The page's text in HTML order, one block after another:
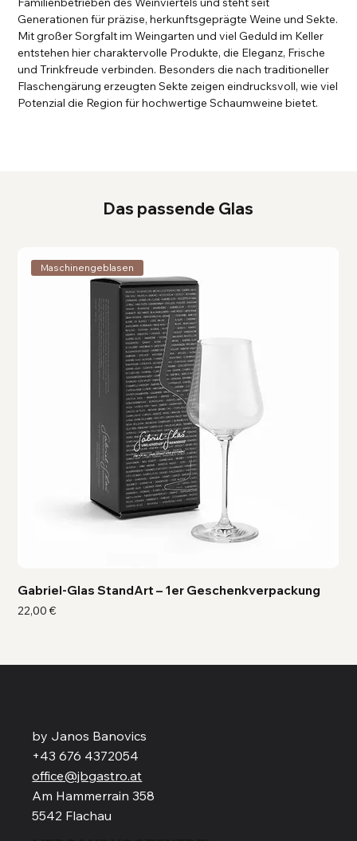
Das passende Glas
Maschinengeblasen
Gabriel-Glas StandArt – 1er Geschenkverpackung
Preis
22,00 €
Generationen für präzise, herkunftsgeprägte Weine und Sekte.
Mit großer Sorgfalt im Weingarten und viel Geduld im Keller
entstehen hier charaktervolle Produkte, die Eleganz, Frische
und Trinkfreude verbinden. Besonders die nach traditioneller
Flaschengärung erzeugten Sekte zeigen eindrucksvoll, wie viel
Potenzial die Region für hochwertige Schaumweine bietet.
by Janos Banovics
+43 676 4372054
office@jbgastro.at
Am Hammerrain 358
5542 Flachau